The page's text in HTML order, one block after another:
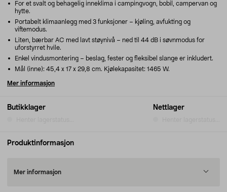
Butikklager Nettlager
For et svalt og behagelig inneklima i campingvogn, bobil, campervan og
hytte.
Portabelt klimaanlegg med 3 funksjoner – kjøling, avfukting og
viftemodus.
Liten, bærbar AC med lavt støynivå – ned til 44 dB i søvnmodus for
uforstyrret hvile.
Enkel vindusmontering – beslag, fester og fleksibel slange er inkludert.
Mål (inne): 45,4 x 17 x 29,8 cm. Kjølekapasitet: 1465 W.
Mer informasjon
Produktinformasjon
Mer informasjon